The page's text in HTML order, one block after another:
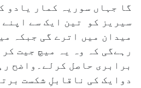
گا جہاں سوریہ کمار یادو
سیریز کو تین ایک سے
میدان میں اترے گی جبکہ
برابری حاصل کرلے۔واضح
دوایک کی ناقابلِ شکست